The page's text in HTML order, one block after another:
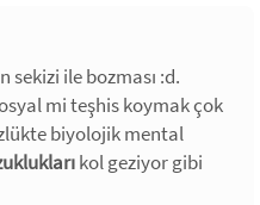
sekizi ile bozması :d.
mi teşhis koymak çok
biyolojik mental
kol geziyor gibi